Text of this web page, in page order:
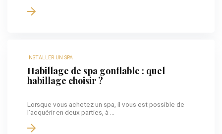
INSTALLER UN SPA
Habillage de spa gonflable : quel
habillage choisir ?
Lorsque vous achetez un spa, il vous est possible de
l’acquérir en deux parties, à ...